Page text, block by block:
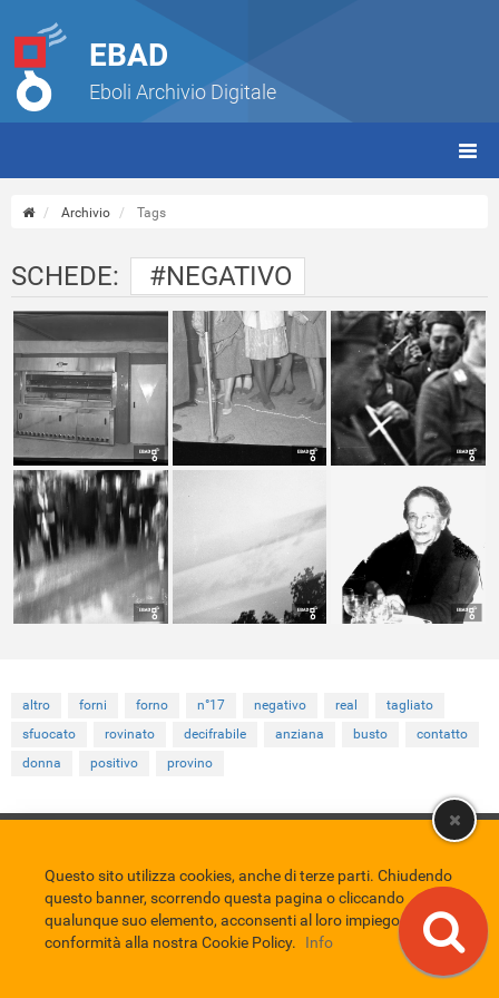
EBAD
Eboli Archivio Digitale
Archivio Tags
SCHEDE: #NEGATIVO
altro forni forno n°17 negativo real
tagliato
sfuocato
rovinato decifrabile anziana busto
contatto
donna
positivo provino
Credits
EBAD
Eboli Archivio Digitale
Questo sito utilizza cookies, anche di terze parti. Chiudendo
questo banner, scorrendo questa pagina o cliccando
qualunque suo elemento, acconsenti al loro impiego in
conformità alla nostra Cookie Policy.
Info